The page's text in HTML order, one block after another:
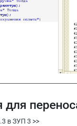
для
в ЗУП 3 >>